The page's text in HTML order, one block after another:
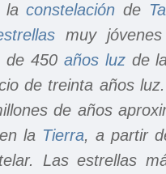
laconstelación de
muy
de 450 años luzde
de treinta años
de años
en la Tierra, a partir
Las estrellas